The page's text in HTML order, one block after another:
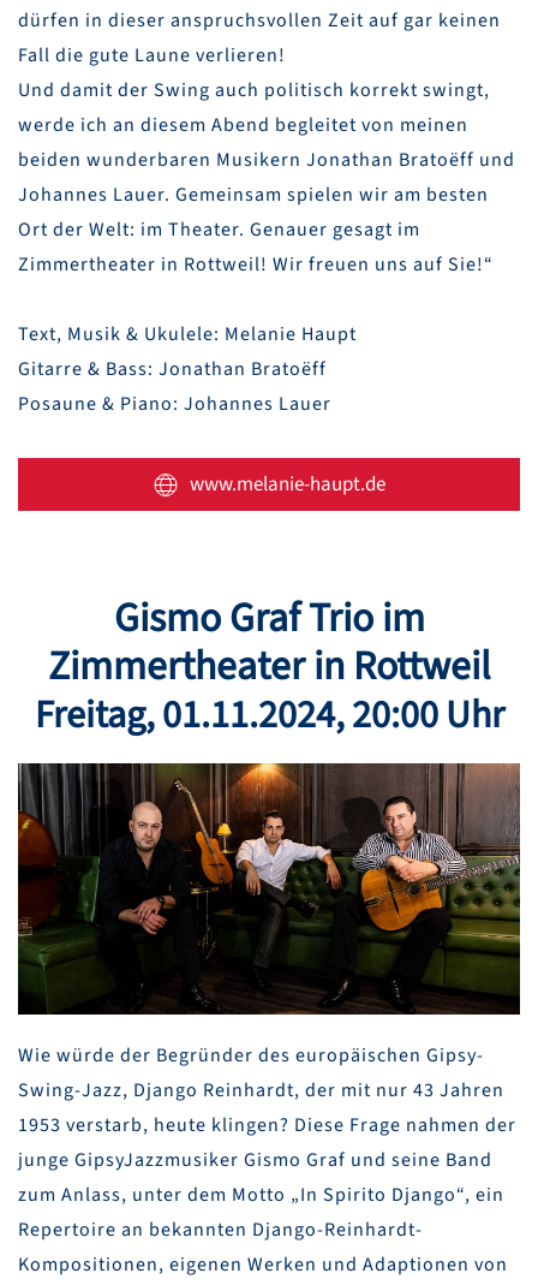
dürfen in dieser anspruchsvollen Zeit auf gar keinen
Fall die gute Laune verlieren!
Und damit der Swing auch politisch korrekt swingt,
werde ich an diesem Abend begleitet von meinen
beiden wunderbaren Musikern Jonathan Bratoëff und
Johannes Lauer. Gemeinsam spielen wir am besten
Ort der Welt: im Theater. Genauer gesagt im
Zimmertheater in Rottweil! Wir freuen uns auf Sie!“
Text, Musik & Ukulele: Melanie Haupt
Gitarre & Bass: Jonathan Bratoëff
Posaune & Piano: Johannes Lauer
www.melanie-haupt.de
Gismo Graf Trioim
Zimmertheater in Rottweil
Freitag,01.11.2024, 20:00 Uhr
Wie würde der Begründer des europäischen Gipsy-
Swing-Jazz, Django Reinhardt, der mit nur 43 Jahren
1953 verstarb, heute klingen? Diese Frage nahmen der
junge GipsyJazzmusiker Gismo Graf und seine Band
zum Anlass, unter dem Motto „In Spirito Django“, ein
Repertoire an bekannten Django-Reinhardt-
Kompositionen, eigenen Werken und Adaptionen von